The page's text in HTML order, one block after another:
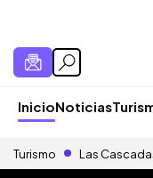
InicioNoticias
Turismo Las